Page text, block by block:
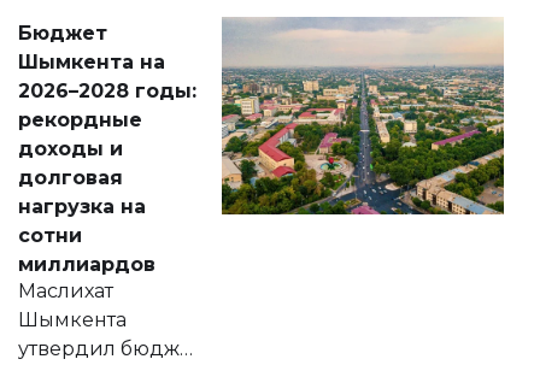
народу
Венесуэлы.
Бюджет
Шымкента на
2026–2028 годы:
рекордные
доходы и
долговая
нагрузка на
сотни
миллиардов
Маслихат
Шымкента
утвердил бюджет